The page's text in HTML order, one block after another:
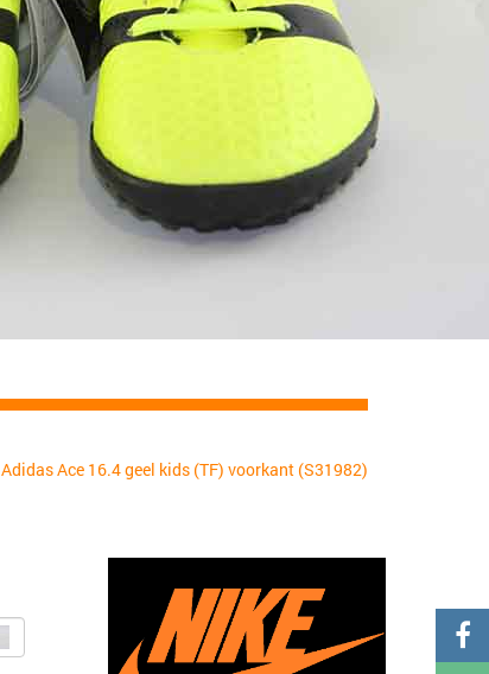
Adidas Ace 16.4 geel kids (TF) voorkant (S31982)